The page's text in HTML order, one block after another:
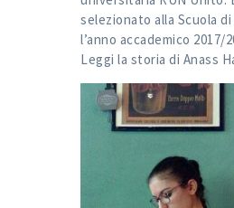
selezionato alla Scuola
l’anno accademico 2017/
Leggi la storia di Anass